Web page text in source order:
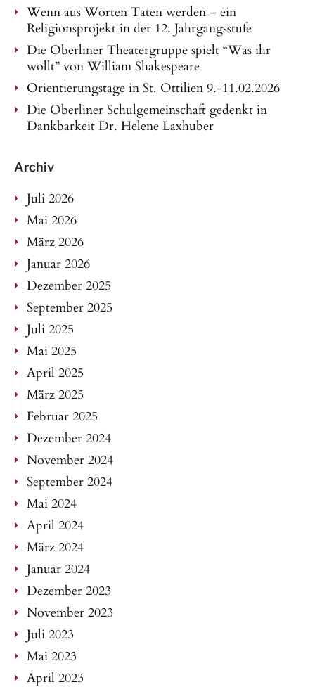
Wenn aus Worten Taten werden – ein
Religionsprojekt in der 12. Jahrgangsstufe
Die Oberliner Theatergruppe spielt “Was ihr
wollt” von William Shakespeare
Orientierungstage in St. Ottilien 9.-11.02.2026
Die Oberliner Schulgemeinschaft gedenkt in
Dankbarkeit Dr. Helene Laxhuber
Archiv
Juli 2026
Mai 2026
März 2026
Januar 2026
Dezember 2025
September 2025
Juli 2025
Mai 2025
April 2025
März 2025
Februar 2025
Dezember 2024
November 2024
September 2024
Mai 2024
April 2024
März 2024
Januar 2024
Dezember 2023
November 2023
Juli 2023
Mai 2023
April 2023